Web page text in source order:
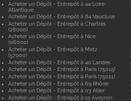
Acheter un Dépôt - Entrepôt à 44 Loire-
Atlantique
Acheter un Dépôt - Entrepôt à 84 Vaucluse
Acheter un Dépôt - Entrepôt à Chartres
(28000)
Acheter un Dépôt - Entrepôt à Nice
(06000)
Acheter un Dépôt - Entrepôt à Metz
(57000)
Acheter un Dépôt - Entrepôt à 40 Landes
Acheter un Dépôt - Entrepôt à Paris (75015)
Acheter un Dépôt - Entrepôt à Paris (75011)
Acheter un Dépôt - Entrepôt à 69 Rhône
Acheter un Dépôt - Entrepôt à 03 Allier
Acheter un Dépôt - Entrepôt à 12 Aveyron